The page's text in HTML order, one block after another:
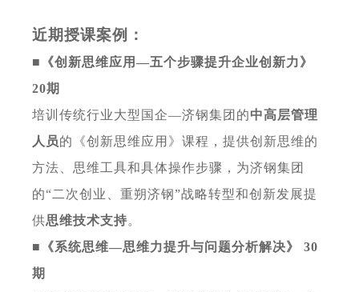
近期授课案例：
■《创新思维应用 —五个步骤提升企业创新力》
20期
培训传统行业大型国企—济钢集团的中高层管理
人员的《创新思维应用》课程，提供创新思维的
方法、思维工具和具体操作步骤，为济钢集团
的“二次创业、重朔济钢”战略转型和创新发展提
供思维技术支持。
■《系统思维—思维力提升与问题分析解决》
30
期